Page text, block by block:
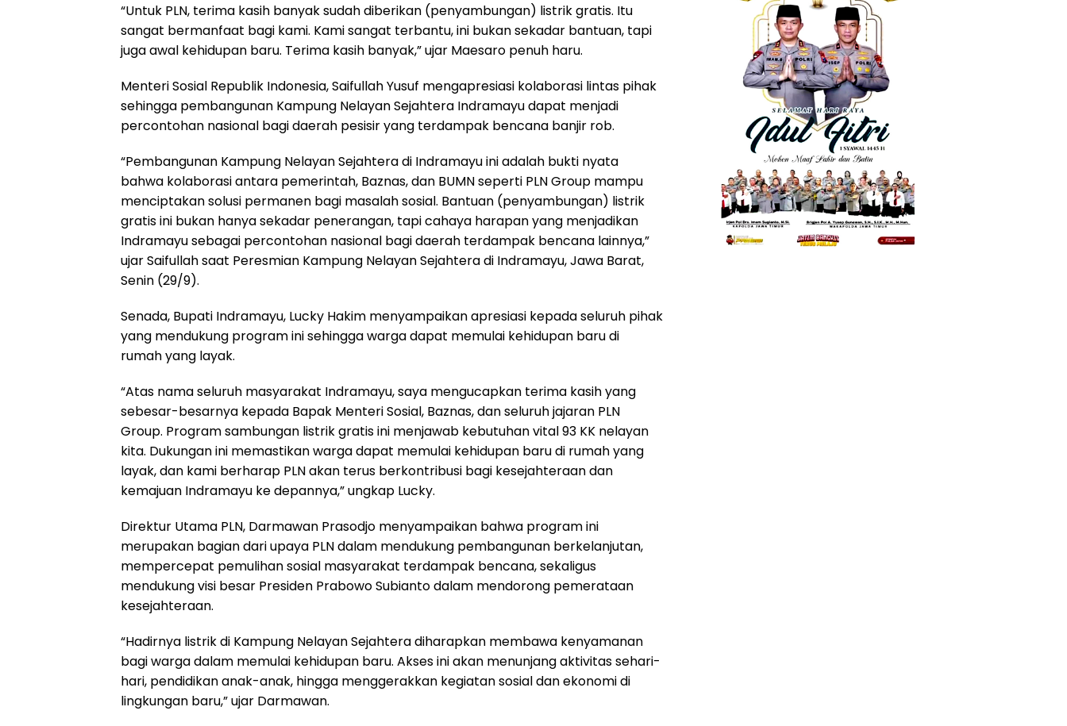
“Untuk PLN, terima kasih banyak sudah diberikan (penyambungan) listrik gratis. Itu
sangat bermanfaat bagi kami. Kami sangat terbantu, ini bukan sekadar bantuan, tapi
juga awal kehidupan baru. Terima kasih banyak,” ujar Maesaro penuh haru.
Menteri Sosial Republik Indonesia, Saifullah Yusuf mengapresiasi kolaborasi lintas pihak
sehingga pembangunan Kampung Nelayan Sejahtera Indramayu dapat menjadi
percontohan nasional bagi daerah pesisir yang terdampak bencana banjir rob.
“Pembangunan Kampung Nelayan Sejahtera di Indramayu ini adalah bukti nyata
bahwa kolaborasi antara pemerintah, Baznas, dan BUMN seperti PLN Group mampu
menciptakan solusi permanen bagi masalah sosial. Bantuan (penyambungan) listrik
gratis ini bukan hanya sekadar penerangan, tapi cahaya harapan yang menjadikan
Indramayu sebagai percontohan nasional bagi daerah terdampak bencana lainnya,”
ujar Saifullah saat Peresmian Kampung Nelayan Sejahtera di Indramayu, Jawa Barat,
Senin (29/9).
Senada, Bupati Indramayu, Lucky Hakim menyampaikan apresiasi kepada seluruh pihak
yang mendukung program ini sehingga warga dapat memulai kehidupan baru di
rumah yang layak.
“Atas nama seluruh masyarakat Indramayu, saya mengucapkan terima kasih yang
sebesar-besarnya kepada Bapak Menteri Sosial, Baznas, dan seluruh jajaran PLN
Group. Program sambungan listrik gratis ini menjawab kebutuhan vital 93 KK nelayan
kita. Dukungan ini memastikan warga dapat memulai kehidupan baru di rumah yang
layak, dan kami berharap PLN akan terus berkontribusi bagi kesejahteraan dan
kemajuan Indramayu ke depannya,” ungkap Lucky.
Direktur Utama PLN, Darmawan Prasodjo menyampaikan bahwa program ini
merupakan bagian dari upaya PLN dalam mendukung pembangunan berkelanjutan,
mempercepat pemulihan sosial masyarakat terdampak bencana, sekaligus
mendukung visi besar Presiden Prabowo Subianto dalam mendorong pemerataan
kesejahteraan.
“Hadirnya listrik di Kampung Nelayan Sejahtera diharapkan membawa kenyamanan
bagi warga dalam memulai kehidupan baru. Akses ini akan menunjang aktivitas sehari-
hari, pendidikan anak-anak, hingga menggerakkan kegiatan sosial dan ekonomi di
lingkungan baru,” ujar Darmawan.